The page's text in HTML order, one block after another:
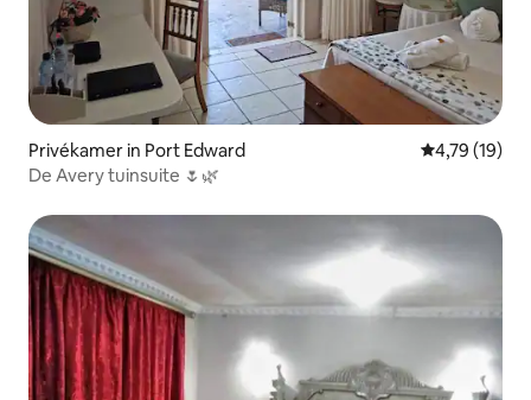
Privékamer in Port Edward Gemiddelde
4,79 (19)
De Avery tuinsuite 🌷🌿